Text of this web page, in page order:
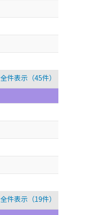
全件表示（45件）
全件表示（19件）